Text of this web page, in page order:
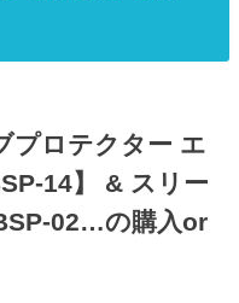
プロテクター エ
14】 & スリー
02…の購入or